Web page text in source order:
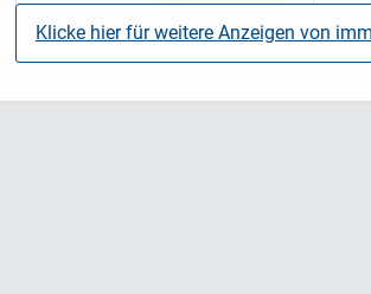
Klicke hier für weitere Anzeigen von